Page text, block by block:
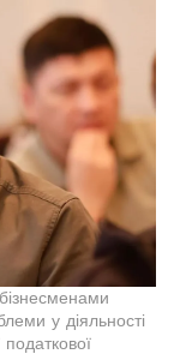
у діяльності